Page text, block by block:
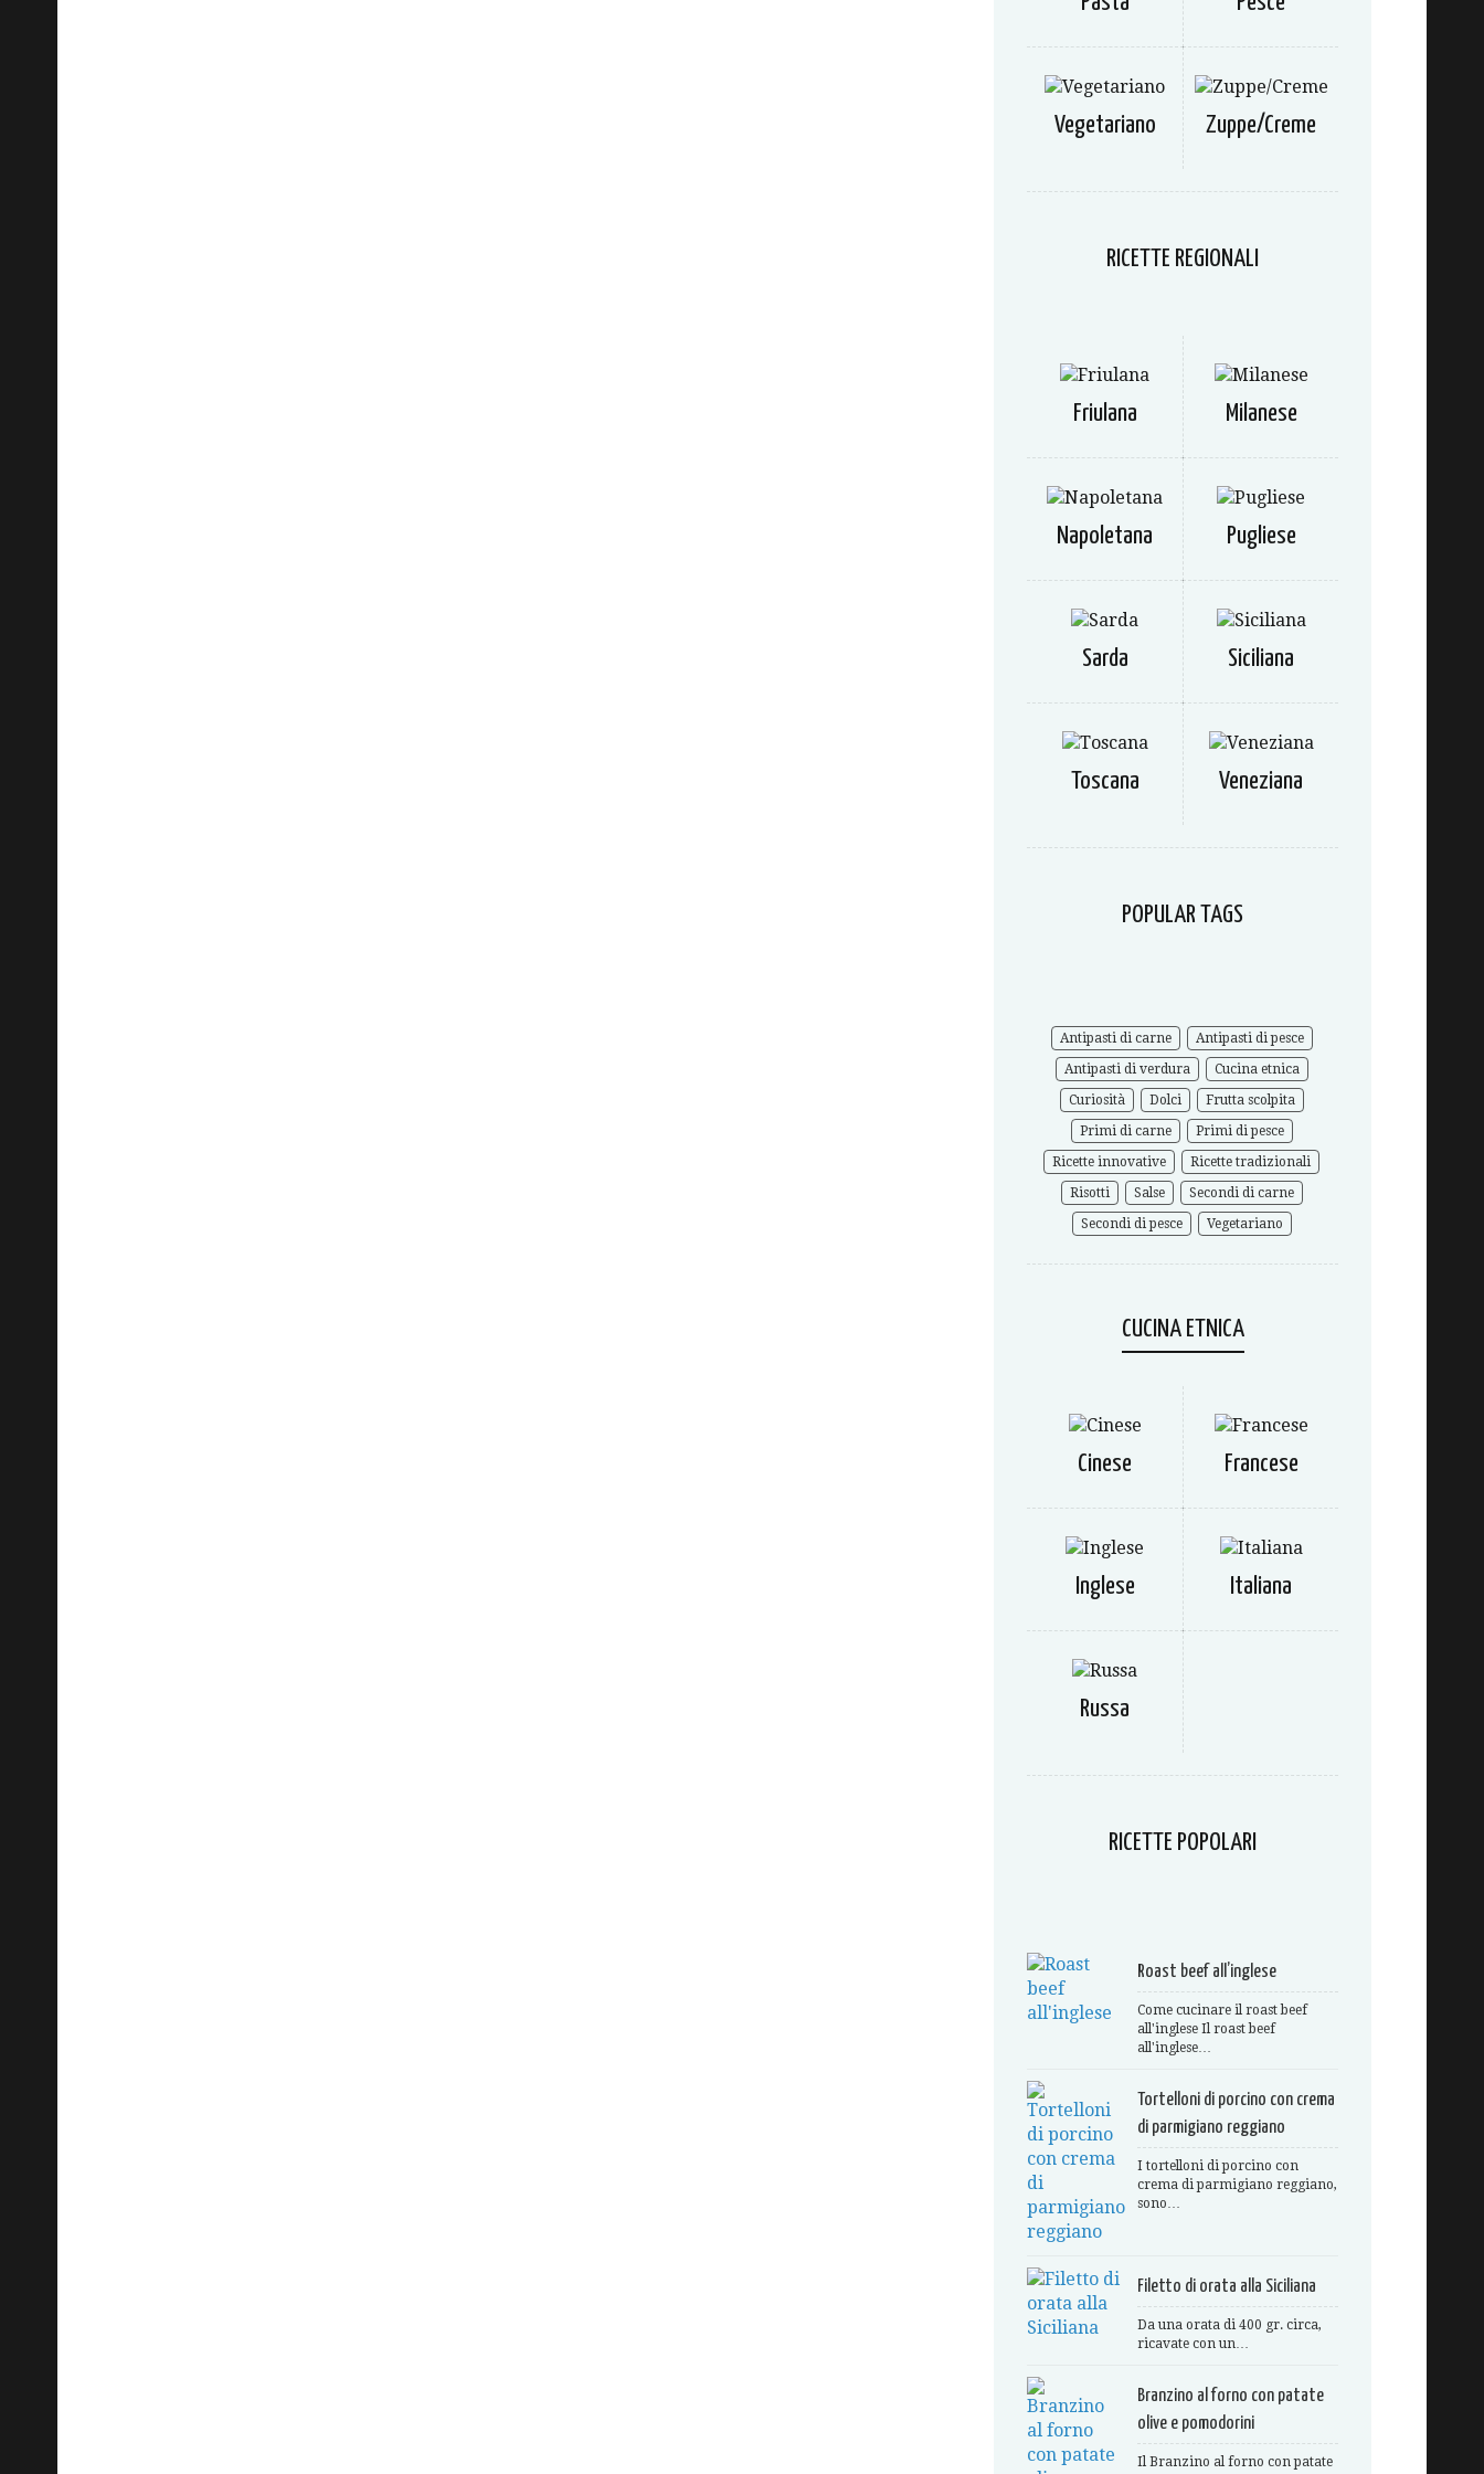
Vegetariano Zuppe/Creme
RICETTE REGIONALI
Friulana Milanese
Napoletana Pugliese
Sarda Siciliana
Toscana Veneziana
POPULAR TAGS
Antipasti di carne
Antipasti di pesce
Antipasti di verdura
Cucina etnica
Curiosità
Dolci
Frutta scolpita
Primi di carne
Primi di pesce
Ricette innovative
Ricette tradizionali
Risotti
Salse
Secondi di carne
Secondi di pesce
Vegetariano
CUCINA ETNICA
Cinese Francese
Inglese Italiana
Russa
RICETTE POPOLARI
Roast beef all’inglese
Come cucinare il roast beef
all'inglese Il roast beef
all'inglese…
Tortelloni di porcino con crema
di parmigiano reggiano
I tortelloni di porcino con
crema di parmigiano reggiano,
sono…
Filetto di orata alla Siciliana
Da una orata di 400 gr. circa,
ricavate con un…
Branzino al forno con patate
olive e pomodorini
Il Branzino al forno con patate